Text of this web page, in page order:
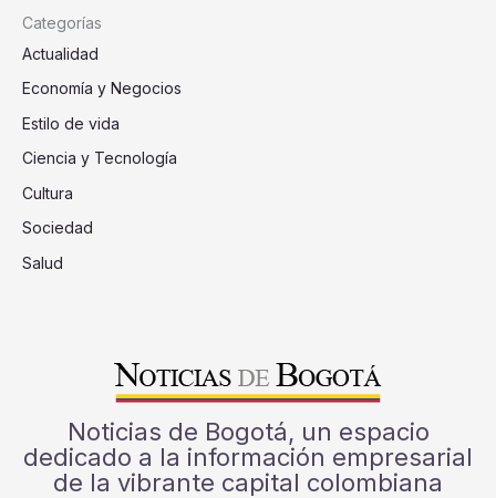
Categorías
Actualidad
Economía y Negocios
Estilo de vida
Ciencia y Tecnología
Cultura
Sociedad
Salud
Noticias de Bogotá, un espacio
dedicado a la información empresarial
de la vibrante capital colombiana